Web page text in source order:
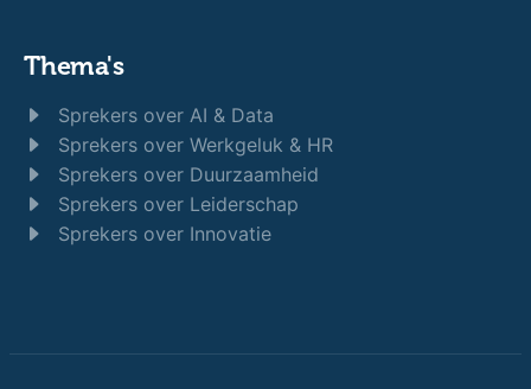
Thema's
Sprekers over AI & Data
Sprekers over Werkgeluk & HR
Sprekers over Duurzaamheid
Sprekers over Leiderschap
Sprekers over Innovatie